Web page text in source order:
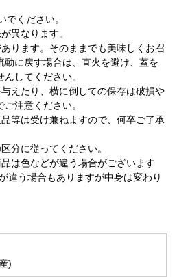
ください。
異なります。
ります。そのままでも美味しくお召
動に戻す場合は、直火を避け、蓋を
してください。
えたり、横に倒しての保存は破損や
注意ください。
等は受け兼ねますので、何卒ご了承
分に従ってください。
は色などが違う場合がございます
違う場合もありますが中身は変わり
)